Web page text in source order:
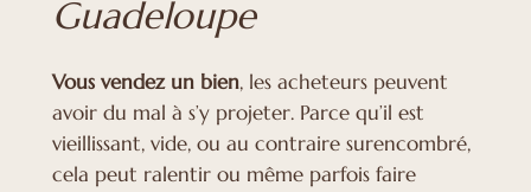
Guadeloupe
Vous vendez un bien, les acheteurs peuvent
avoir du mal à s’y projeter. Parce qu’il est
vieillissant, vide, ou au contraire surencombré,
cela peut ralentir ou même parfois faire